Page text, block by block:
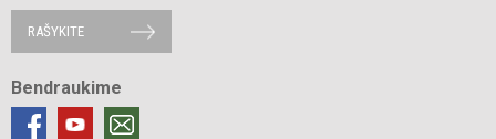
RAŠYKITE
Bendraukime